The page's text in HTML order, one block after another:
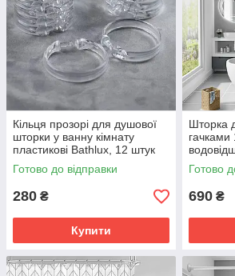
Кільця прозорі для душової
шторки у ванну кімнату
пластикові Bathlux, 12 штук
Готово до відправки
280 ₴
Купити
Шторка
ванни
Готово
690 ₴